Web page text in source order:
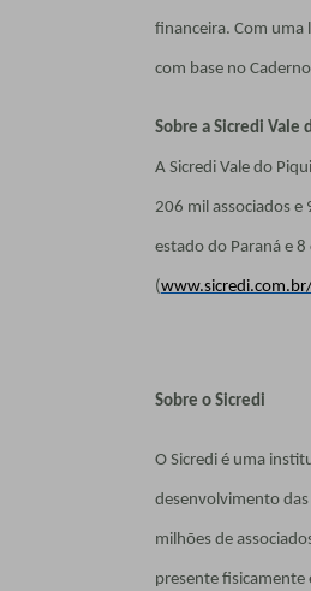
financeira. Com uma
com base no
Sobre a Sicredi Vale
A Sicredi Vale do
206 mil associados e
estado do Paraná e
(
Sobre o Sicredi
O Sicredi é uma
desenvolvimento
milhões de
presente fisicamente